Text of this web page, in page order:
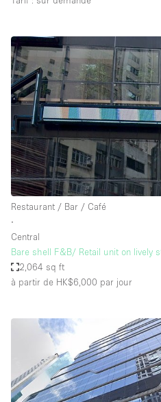
Restaurant / Bar / Café
∙
Central
Bare shell F&B/ Retail unit on lively
2,064 sq ft
à partir de HK$6,000 par jour